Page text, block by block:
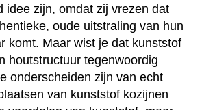
idee zijn, omdat zij vrezen dat
oude uitstraling van hun
komt. Maar wist je dat kunststof
houtstructuur tegenwoordig
onderscheiden zijn van echt
van kunststof kozijnen